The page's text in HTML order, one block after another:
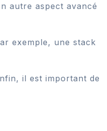
autre aspect avancé
exemple, une stack
il est important de